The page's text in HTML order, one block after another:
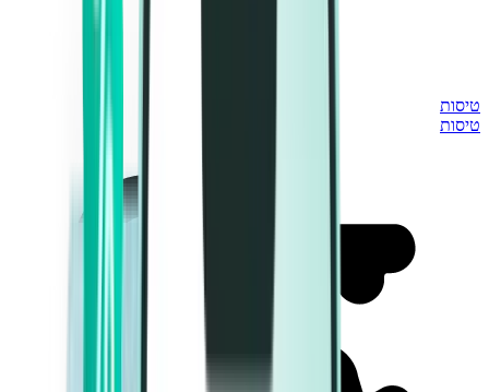
טיסות
טיסות